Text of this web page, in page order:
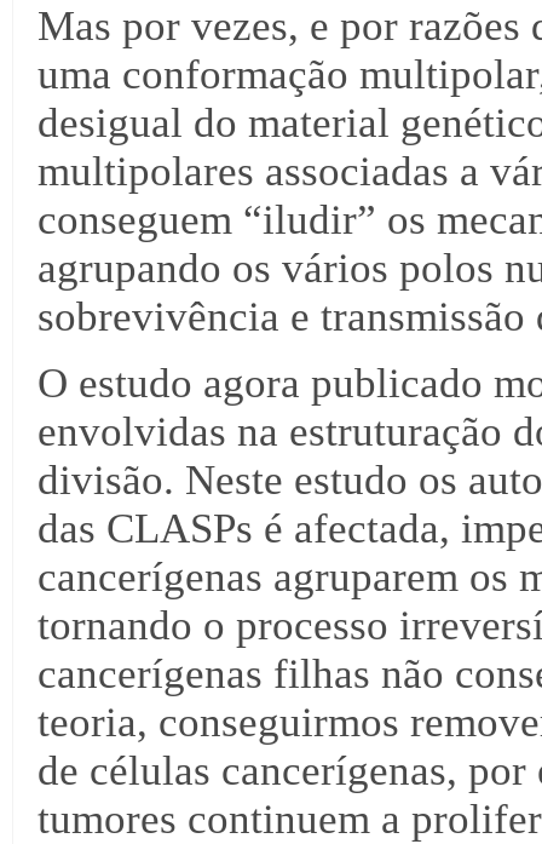
Mas por vezes, e por
uma conformação
desigual do material
multipolares associadas a
conseguem “iludir” os
agrupando os vários polos
sobrevivência e
O estudo agora publicado
envolvidas na estruturação
divisão. Neste estudo os
das CLASPs é afectada,
cancerígenas agruparem
tornando o processo
cancerígenas filhas não
teoria, conseguirmos
de células cancerígenas,
tumores continuem a